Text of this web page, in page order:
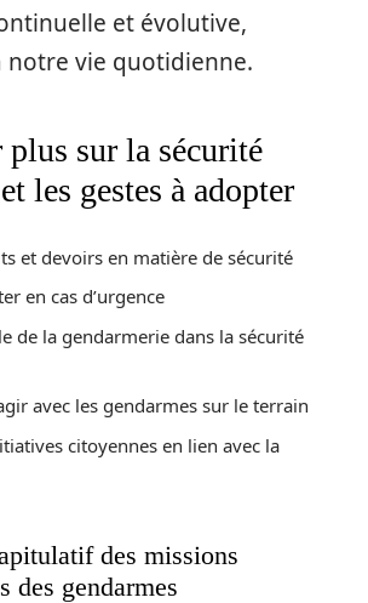
et évolutive,
notre vie quotidienne.
sur la sécurité
les gestes à adopter
et devoirs en matière de sécurité
en cas d’urgence
de la gendarmerie dans la sécurité
avec les gendarmes sur le terrain
citoyennes en lien avec la
des missions
des gendarmes